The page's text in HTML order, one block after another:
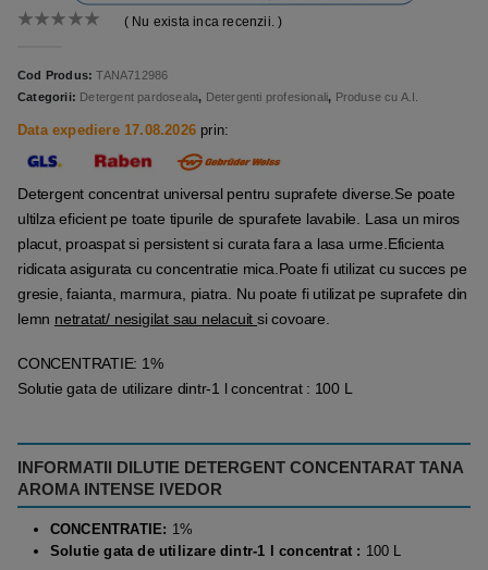
( Nu exista inca recenzii. )
Cod Produs:TANA712986
Categorii: Detergent pardoseala, Detergenti profesionali, Produse cu A.I.
Data expediere 17.08.2026 prin:
Detergent concentrat universal pentru suprafete diverse.Se poate
ultilza eficient pe toate tipurile de spurafete lavabile. Lasa un miros
placut, proaspat si persistent si curata fara a lasa urme.Eficienta
ridicata asigurata cu concentratie mica.Poate fi utilizat cu succes pe
gresie, faianta, marmura, piatra. Nu poate fi utilizat pe suprafete din
lemn netratat/ nesigilat sau nelacuitsi covoare.
CONCENTRATIE: 1%
Solutie gata de utilizare dintr-1 l concentrat : 100 L
INFORMATII DILUTIE DETERGENT CONCENTARAT TANA
AROMA INTENSE IVEDOR
CONCENTRATIE: 1%
Solutie gata de utilizare dintr-1 l concentrat : 100 L